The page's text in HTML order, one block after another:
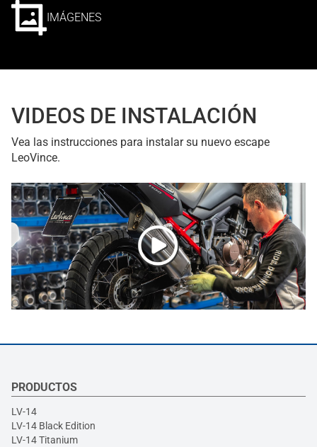
IMÁGENES
VIDEOS DE INSTALACIÓN
Vea las instrucciones para instalar su nuevo escape
LeoVince.
PRODUCTOS
LV-14
LV-14 Black Edition
LV-14 Titanium